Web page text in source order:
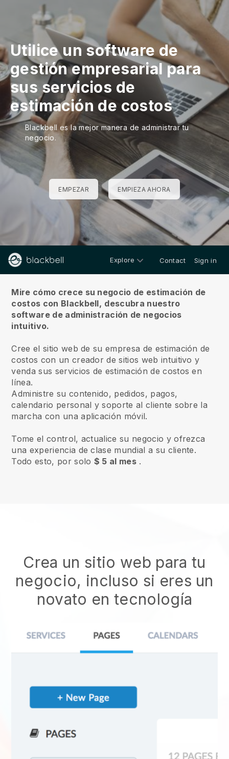
Utilice un software de
gestión empresarial para
sus servicios de
estimación de costos
Blackbell es la mejor manera de administrar tu
negocio.
EMPEZAR EMPIEZA AHORA
Explore Contact Sign in
Mire cómo crece su negocio de estimación de
costos con Blackbell, descubra nuestro
software de administración de negocios
intuitivo.
Cree el sitio web de su empresa de estimación de
costos con un creador de sitios web intuitivo y
venda sus servicios de estimación de costos en
línea.
Administre su contenido, pedidos, pagos,
calendario personal y soporte al cliente sobre la
marcha con una aplicación móvil.
Tome el control, actualice su negocio y ofrezca
una experiencia de clase mundial a su cliente.
Todo esto, por solo $ 5 al mes .
Crea un sitio web para tu
negocio, incluso si eres un
novato en tecnología